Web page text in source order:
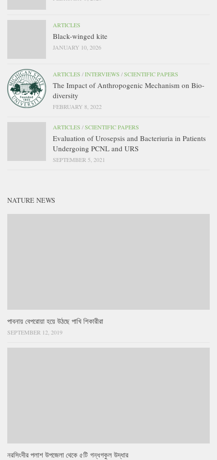
ARTICLES
Black-winged kite
JANUARY 10, 2026
ARTICLES /INTERVIEWS /SCIENTIFIC PAPERS
The Impact of Anthropogenic Mechanism on Bio-
diversity
FEBRUARY 8, 2022
ARTICLES /SCIENTIFIC PAPERS
Evaluation of Urosepsis and Bacteriuria in Patients
Undergoing PCNL and URS
SEPTEMBER 5, 2021
NATURE NEWS
পাবনায় বেপরোয়া হয়ে উঠছে পাখি শিকারীরা
SEPTEMBER 12, 2019
নরসিংদীর পলাশ উপজেলা থেকে ৫টি গন্ধগকুল উদ্ধার